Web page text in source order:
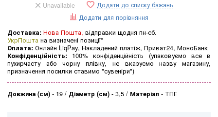
Unavailable
Додати до списку бажань
Додати для порівняння
Доставка: Нова Пошта, відправки щодня пн-сб.
УкрПошта на визначені позиції*
Оплата: Онлайн LiqPay, Накладений платіж, Приват24, МоноБанк
Конфіденційність: 100% конфіденційність (упаковуємо все в
пухирчасту або чорну плівку, не вказуємо назву магазину,
призначення посилки ставимо "сувеніри")
Довжина (см) - 19 Діаметр (см) - 3,5 Матеріал - ТПЕ